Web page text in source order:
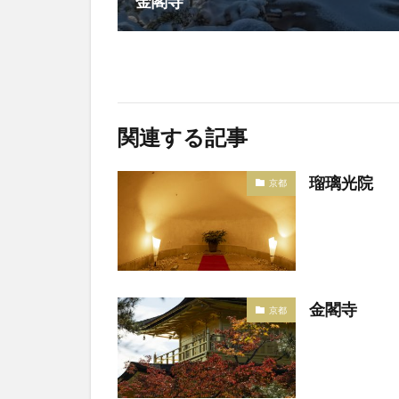
関連する記事
京都 瑠璃光院
京都 金閣寺